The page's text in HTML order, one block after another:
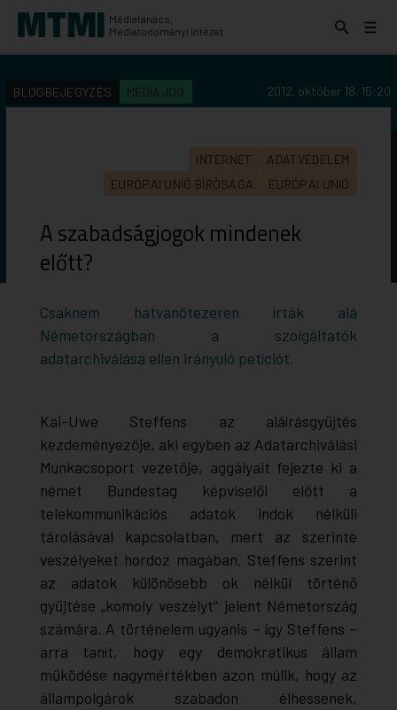
Médiatanács,
Médiatudományi Intézet
KERESÉS AZ INTÉZET ANYAGAI KÖZÖTT
indítása
Keresés
Menü
BLOGBEJEGYZÉS MÉDIAJOG 2012. október 18. 15:20
INTERNET
ADATVÉDELEM
EURÓPAI UNIÓ BÍRÓSÁGA
EURÓPAI UNIÓ
A szabadságjogok mindenek
előtt?
Csaknem hatvanötezeren írták alá
Németországban a szolgáltatók
adatarchiválása ellen irányuló petíciót.
Kai-Uwe Steffens az aláírásgyűjtés
kezdeményezője, aki egyben az Adatarchiválási
Munkacsoport vezetője, aggályait fejezte ki a
német Bundestag képviselői előtt a
telekommunikációs adatok indok nélküli
tárolásával kapcsolatban, mert az szerinte
veszélyeket hordoz magában. Steffens szerint
az adatok különösebb ok nélkül történő
gyűjtése „komoly veszélyt“ jelent Németország
számára. A történelem ugyanis – így Steffens –
arra tanít, hogy egy demokratikus állam
működése nagymértékben azon múlik, hogy az
állampolgárok szabadon élhessenek,